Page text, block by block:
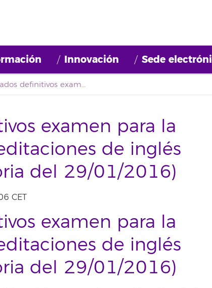
Innovación Sede
Resultados definitivos examen para la obtención de acreditaciones de inglés ACLES (Convocatoria del 29/01/2016)
examen para la
de inglés
del 29/01/2016)
CET
examen para la
de inglés
del 29/01/2016)